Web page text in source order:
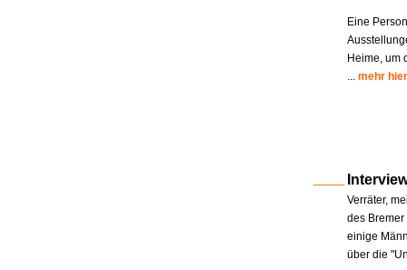
Eine
Heime, um
... mehr hier
Verräter,
des
einige
über die